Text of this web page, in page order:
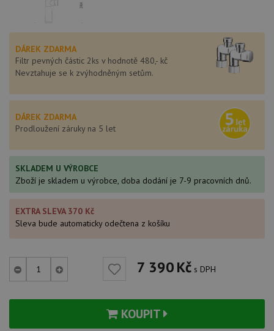
DÁREK ZDARMA
Filtr pevných částic 2ks v hodnotě 480,- kč
Nevztahuje se k zvýhodněným setům.
DÁREK ZDARMA
Prodloužení záruky na 5 let
SKLADEM U VÝROBCE
Zboží je skladem u výrobce, doba dodání je 7-9 pracovních dnů.
EXTRA SLEVA 370 Kč
Sleva bude automaticky odečtena z košíku
7 390Kč s DPH
KOUPIT